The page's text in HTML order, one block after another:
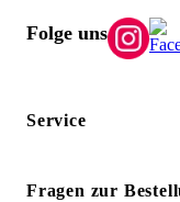
Folge uns
Service
Fragen zur